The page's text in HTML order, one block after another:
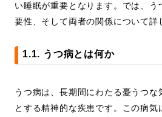
い睡眠が重要となります。では、
要性、そして両者の関係について詳
1.1. うつ病とは何か
うつ病は、長期間にわたる憂うつ
とする精神的な疾患です。この病